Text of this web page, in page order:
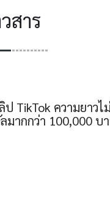
สาร
TikTok ความยาว
มากกว่า 100,000 บ